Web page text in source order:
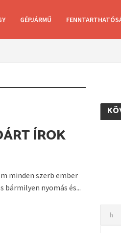
GÉPJÁRMŰ
ÍROK
minden szerb ember
nyomás és...
h